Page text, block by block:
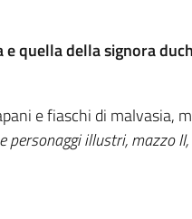
quella della signora
e fiaschi di malvasia,
personaggi illustri, mazzo